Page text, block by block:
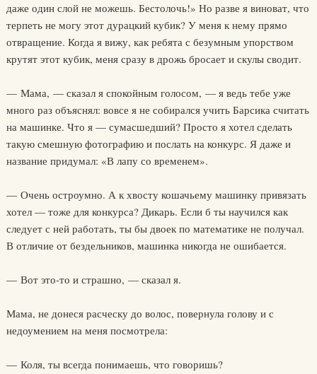
даже один слой не можешь. Бестолочь!» Но разве я виноват, что
терпеть не могу этот дурацкий кубик? У меня к нему прямо
отвращение. Когда я вижу, как ребята с безумным упорством
крутят этот кубик, меня сразу в дрожь бросает и скулы сводит.
— Мама, — сказал я спокойным голосом, — я ведь тебе уже
много раз объяснял: вовсе я не собирался учить Барсика считать
на машинке. Что я — сумасшедший? Просто я хотел сделать
такую смешную фотографию и послать на конкурс. Я даже и
название придумал: «В лапу со временем».
— Очень остроумно. А к хвосту кошачьему машинку привязать
хотел — тоже для конкурса? Дикарь. Если б ты научился как
следует с ней работать, ты бы двоек по математике не получал.
В отличие от бездельников, машинка никогда не ошибается.
— Вот это-то и страшно, — сказал я.
Мама, не донеся расческу до волос, повернула голову и с
недоумением на меня посмотрела:
— Коля, ты всегда понимаешь, что говоришь?